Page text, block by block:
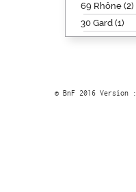
69 Rhône (2)
30 Gard (1)
© BnF 2016 Version